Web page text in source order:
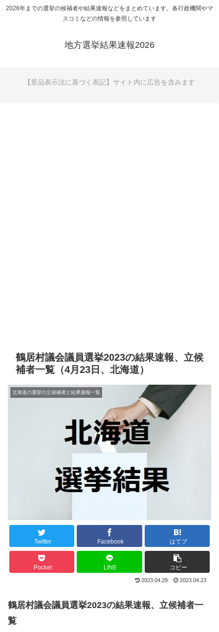
2026年までの選挙の候補者や結果速報などをまとめています。各行政機関やマ
スコミなどの情報を参照しています
地方選挙結果速報2026
【景品表示法に基づく表記】サイト内に広告を含みます
鶴居村議会議員選挙2023の結果速報、立候
補者一覧（4月23日、北海道）
北海道の選挙の立候補者と結果速報一覧
Twitter Facebook はてブ
Pocket LINE コピー
2023.04.29 2023.04.23
鶴居村議会議員選挙2023の結果速報、立候補者一
覧